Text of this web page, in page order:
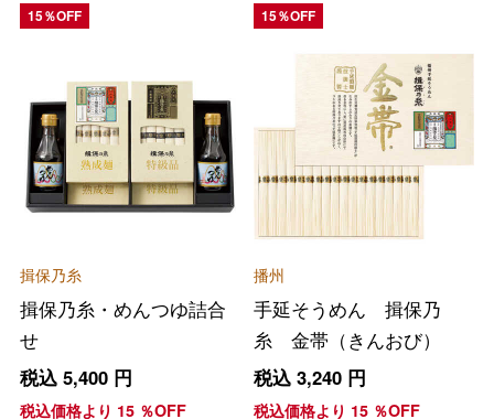
15％OFF
揖保乃糸
揖保乃糸・めんつゆ詰合
せ
税込 5,400円
税込価格より 15％OFF
15％OFF
播州
手延そうめん 揖保乃
糸 金帯（きんおび）
税込 3,240円
税込価格より 15％OFF